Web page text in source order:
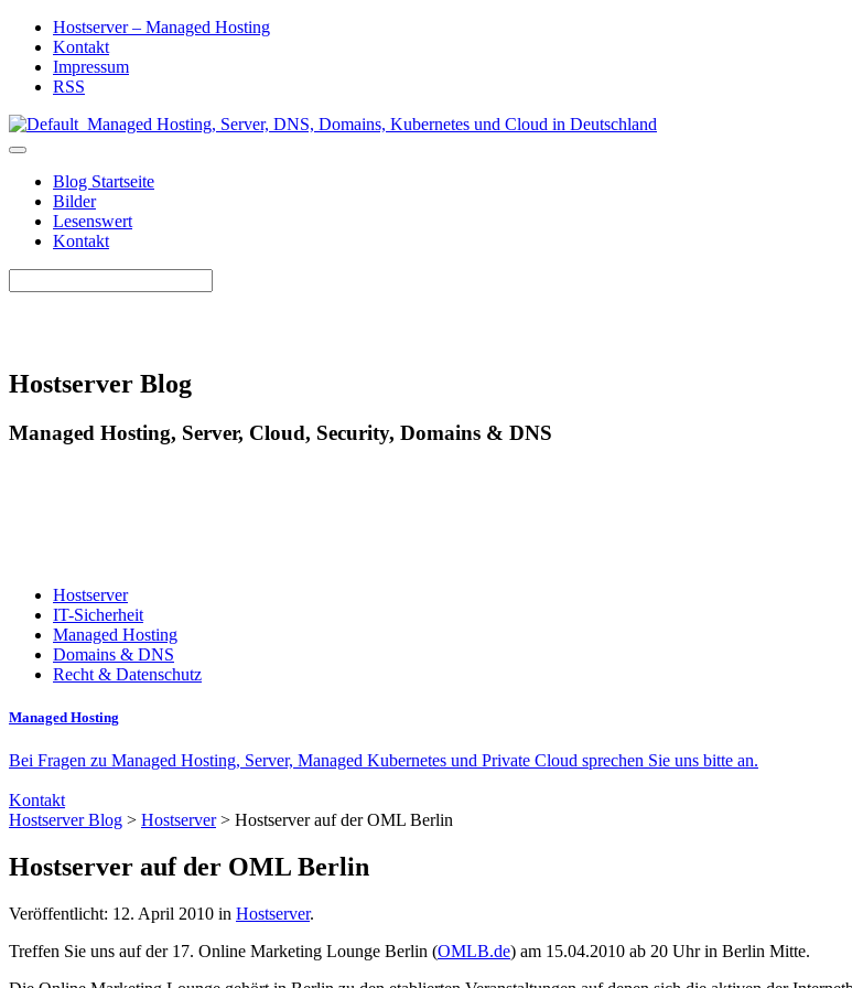
Hostserver – Managed Hosting
Kontakt
Impressum
RSS
Blog Startseite
Bilder
Lesenswert
Kontakt
Hostserver Blog
Managed Hosting, Server, Cloud, Security, Domains & DNS
Hostserver
IT-Sicherheit
Managed Hosting
Domains & DNS
Recht & Datenschutz
Managed Hosting
Bei Fragen zu Managed Hosting, Server, Managed Kubernetes und Private Cloud sprechen Sie uns bitte an.
Kontakt
Hostserver Blog > Hostserver> Hostserver auf der OML Berlin
Hostserver auf der OML Berlin
Veröffentlicht: 12. April 2010 in Hostserver.
Treffen Sie uns auf der 17. Online Marketing Lounge Berlin (OMLB.de) am 15.04.2010 ab 20 Uhr in Berlin Mitte.